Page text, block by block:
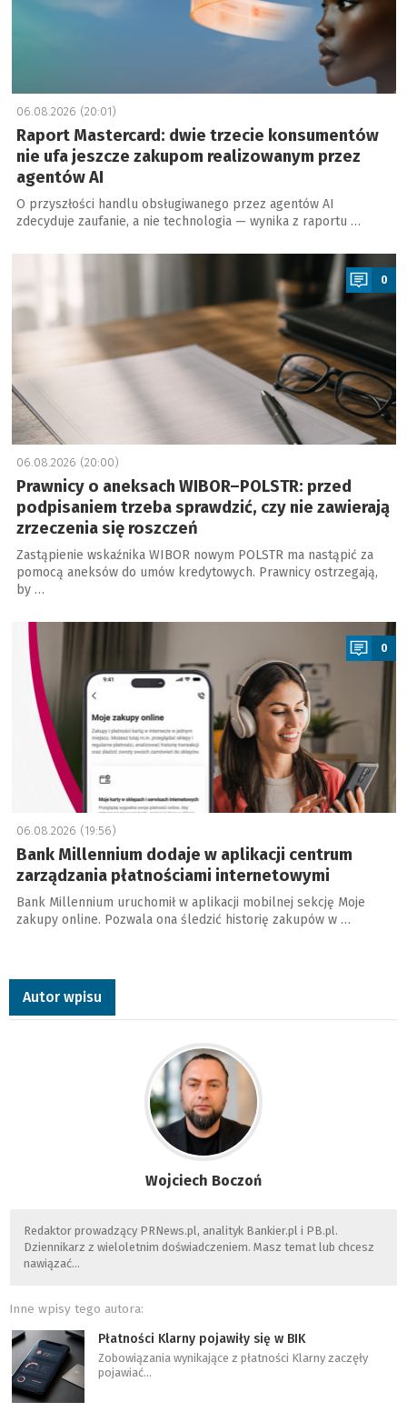
06.08.2026 (20:01)
Raport Mastercard: dwie trzecie konsumentów
nie ufa jeszcze zakupom realizowanym przez
agentów AI
O przyszłości handlu obsługiwanego przez agentów AI
zdecyduje zaufanie, a nie technologia — wynika z raportu …
a
0
06.08.2026 (20:00)
Prawnicy o aneksach WIBOR–POLSTR: przed
podpisaniem trzeba sprawdzić, czy nie zawierają
zrzeczenia się roszczeń
Zastąpienie wskaźnika WIBOR nowym POLSTR ma nastąpić za
pomocą aneksów do umów kredytowych. Prawnicy ostrzegają,
by …
0
06.08.2026 (19:56)
Bank Millennium dodaje w aplikacji centrum
zarządzania płatnościami internetowymi
Bank Millennium uruchomił w aplikacji mobilnej sekcję Moje
zakupy online. Pozwala ona śledzić historię zakupów w …
Autor wpisu
Wojciech Boczoń
Redaktor prowadzący PRNews.pl, analityk Bankier.pl i PB.pl.
Dziennikarz z wieloletnim doświadczeniem. Masz temat lub chcesz
nawiązać…
Inne wpisy tego autora:
Płatności Klarny pojawiły się w BIK
Zobowiązania wynikające z płatności Klarny zaczęły
pojawiać…